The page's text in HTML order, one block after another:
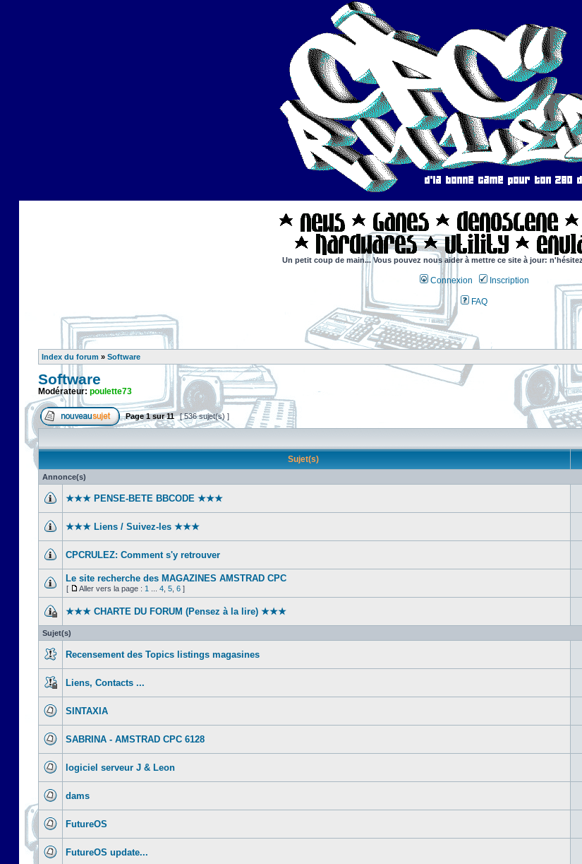
Un petit coup de main... Vous pouvez nous aider à mettre ce site à jour:
Connexion Inscription
FAQ
Index du forum » Software
Software
Modérateur: poulette73
Page1sur11 [ 536 sujet(s) ]
Sujet(s)
Annonce(s)
★★★ PENSE-BETE BBCODE ★★★
★★★ Liens / Suivez-les ★★★
CPCRULEZ: Comment s'y retrouver‎
Le site recherche des MAGAZINES AMSTRAD CPC
[ Aller vers la page : 1 4 5 6 ]
★★★ CHARTE DU FORUM (Pensez à la lire) ★★★
Sujet(s)
Recensement des Topics listings magasines
Liens, Contacts ...
SINTAXIA
SABRINA - AMSTRAD CPC 6128
logiciel serveur J & Leon
dams
FutureOS
FutureOS update...